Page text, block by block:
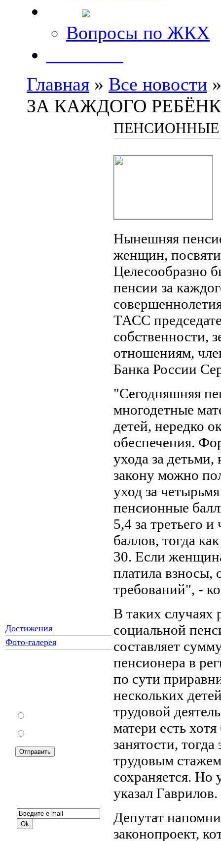
Вопросы по ЖКХ
Главная » Все новости
ЗА КАЖДОГО
Достижения
Фото-галерея
ПЕНСИОННЫЕ
Нынешняя
женщин,
Целесообразно
пенсии за
ТАСС
собственности,
отношениям,
Банка России
"Сегодняшняя
многодетные
детей, нередко
обеспечения.
ухода за
закону можно
уход за
пенсионные
5,4 за третьего
баллов, тогда
30. Если
платила взносы,
требований", -
В таких случаях
социальной
составляет
пенсионера в
по сути
нескольких
трудовой
матери есть
занятости,
трудовым
сохраняется.
указал Гаврилов.
Депутат
законопроект,